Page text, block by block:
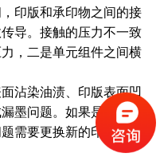
印版和承印物之间的接
导。接触的压力不一致
，二是单元组件之间横
沾染油渍、印版表面凹
墨问题。如果是油渍，
需要更换新的印版。